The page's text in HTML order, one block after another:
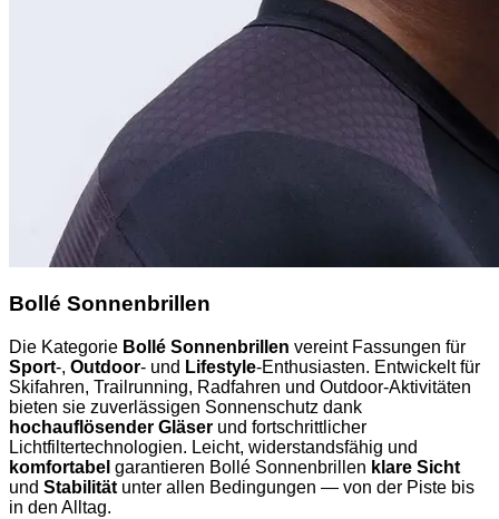
Bollé Sonnenbrillen
Die Kategorie Bollé Sonnenbrillen vereint Fassungen für
Sport-, Outdoor- und Lifestyle-Enthusiasten. Entwickelt für
Skifahren, Trailrunning, Radfahren und Outdoor-Aktivitäten
bieten sie zuverlässigen Sonnenschutz dank
hochauflösender Gläser und fortschrittlicher
Lichtfiltertechnologien. Leicht, widerstandsfähig und
komfortabel garantieren Bollé Sonnenbrillen klare Sicht
und Stabilität unter allen Bedingungen — von der Piste bis
in den Alltag.